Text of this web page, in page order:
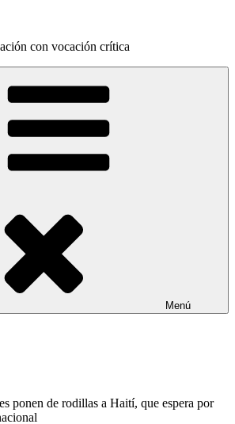
con vocación crítica
Menú